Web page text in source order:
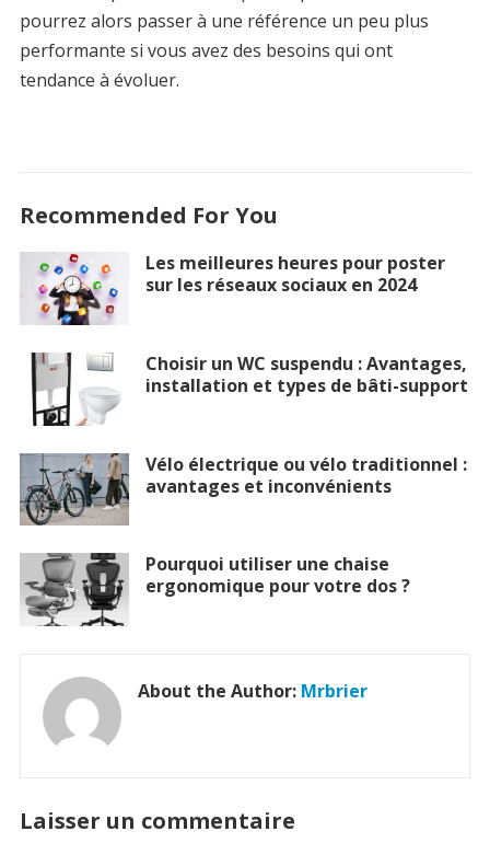
pourrez alors passer à une référence un peu plus
performante si vous avez des besoins qui ont
tendance à évoluer.
Recommended For You
Les meilleures heures pour poster
sur les réseaux sociaux en 2024
Choisir un WC suspendu : Avantages,
installation et types de bâti-support
Vélo électrique ou vélo traditionnel :
avantages et inconvénients
Pourquoi utiliser une chaise
ergonomique pour votre dos ?
About the Author: Mrbrier
Laisser un commentaire